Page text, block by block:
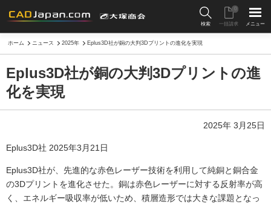
検索 一括請求
0
メニュー
ホーム ニュース 2025年 Eplus3D社が銅の大判3Dプリントの進化を実現
Eplus3D社が銅の大判3Dプリントの進
化を実現
2025年 3月25日
Eplus3D社 2025年3月21日
Eplus3D社が、先進的な赤色レーザー技術を利用して純銅と銅合金
の3Dプリントを進化させた。銅は赤色レーザーに対する反射率が高
く、エネルギー吸収率が低いため、積層造形では大きな課題となっ